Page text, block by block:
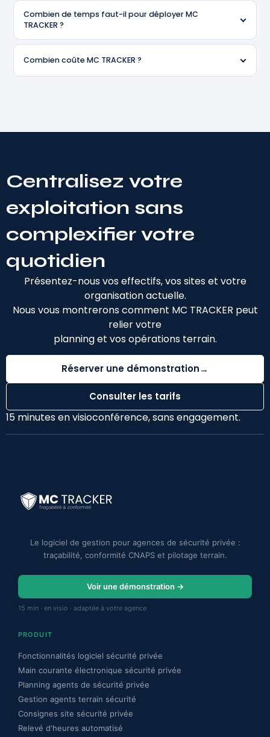
Combien de temps faut-il pour déployer MC
TRACKER ?
Combien coûte MC TRACKER ?
Centralisez votre
exploitation sans
complexifier votre
quotidien
Présentez-nous vos effectifs, vos sites et votre
organisation actuelle.
Nous vous montrerons comment MC TRACKER peut
relier votre
planning et vos opérations terrain.
Réserver une démonstration→
Consulter les tarifs
15 minutes en visioconférence, sans engagement.
Le logiciel de gestion pour agences de sécurité privée :
traçabilité, conformité CNAPS et pilotage terrain.
Voir une démonstration →
15 min · en visio · adaptée à votre agence
PRODUIT
Fonctionnalités logiciel sécurité privée
Main courante électronique sécurité privée
Planning agents de sécurité privée
Gestion agents terrain sécurité
Consignes site sécurité privée
Relevé d'heures automatisé